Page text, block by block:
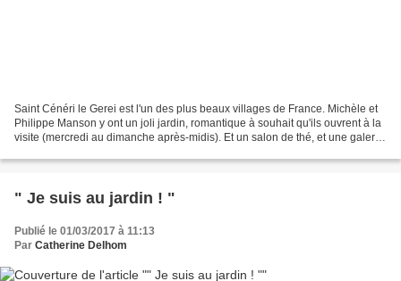
Saint Cénéri le Gerei est l'un des plus beaux villages de France. Michèle et
Philippe Manson y ont un joli jardin, romantique à souhait qu'ils ouvrent à la
visite (mercredi au dimanche après-midis). Et un salon de thé, et une galerie
" Je suis au jardin ! "
Publié le 01/03/2017 à 11:13
Par Catherine Delhom